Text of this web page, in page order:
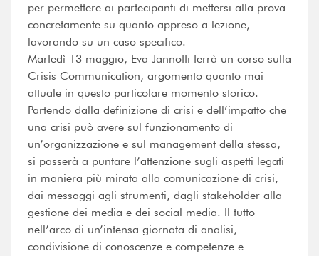
per permettere ai partecipanti di mettersi alla prova
concretamente su quanto appreso a lezione,
lavorando su un caso specifico.
Martedì 13 maggio, Eva Jannotti terrà un corso sulla
Crisis Communication, argomento quanto mai
attuale in questo particolare momento storico.
Partendo dalla definizione di crisi e dell’impatto che
una crisi può avere sul funzionamento di
un’organizzazione e sul management della stessa,
si passerà a puntare l’attenzione sugli aspetti legati
in maniera più mirata alla comunicazione di crisi,
dai messaggi agli strumenti, dagli stakeholder alla
gestione dei media e dei social media. Il tutto
nell’arco di un’intensa giornata di analisi,
condivisione di conoscenze e competenze e